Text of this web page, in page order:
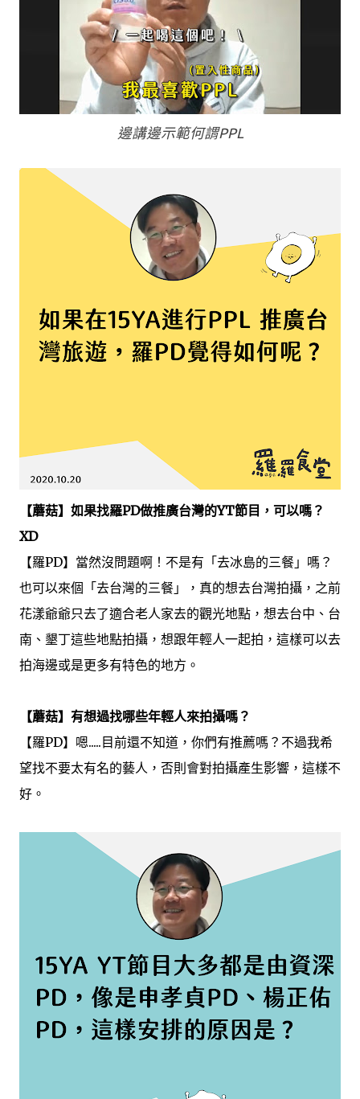
邊講邊示範何謂PPL
【蘑菇】如果找羅PD做推廣台灣的YT節目，可以嗎？
XD
【羅PD】當然沒問題啊！不是有「去冰島的三餐」嗎？
也可以來個「去台灣的三餐」，真的想去台灣拍攝，之前
花漾爺爺只去了適合老人家去的觀光地點，想去台中、台
南、墾丁這些地點拍攝，想跟年輕人一起拍，這樣可以去
拍海邊或是更多有特色的地方。
【蘑菇】 有想過找哪些年輕人來拍攝嗎？
【羅PD】嗯.....目前還不知道，你們有推薦嗎？不過我希
望找不要太有名的藝人，否則會對拍攝產生影響，這樣不
好。